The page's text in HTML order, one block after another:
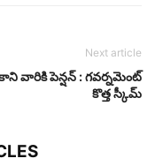
Next article
వారికి పెన్షన్ : గవర్నమెంట్
కొత్త స్కీమ్